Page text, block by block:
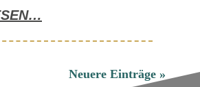
Neuere Einträge »